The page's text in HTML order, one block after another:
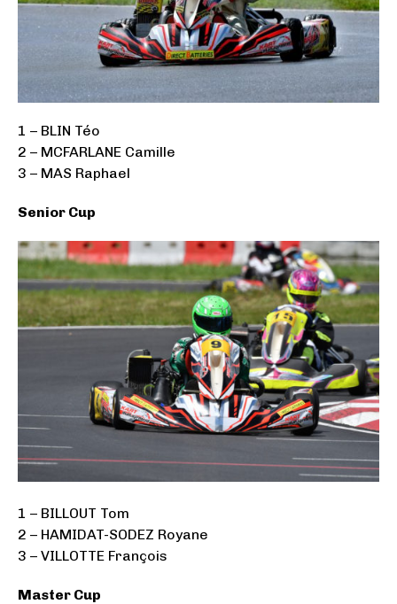
1 – BLIN Téo
2 – MCFARLANE Camille
3 – MAS Raphael
Senior Cup
1 – BILLOUT Tom
2 – HAMIDAT-SODEZ Royane
3 – VILLOTTE François
Master Cup